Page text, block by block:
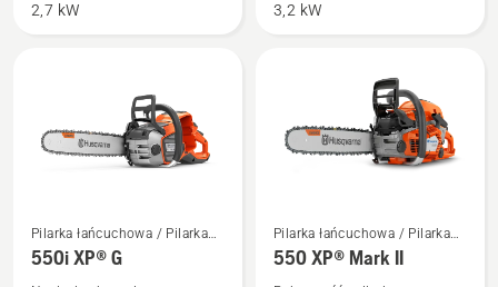
Mark
2,7 kW
XP®
3,2 kW
Zobacz
więcej
Pilarka łańcuchowa / Pilarka
mechaniczna
550i XP® G
Zobacz
więcej
szczegółów
Pilarka łańcuchowa / Pilarka
mechaniczna
550 XP® Mark II